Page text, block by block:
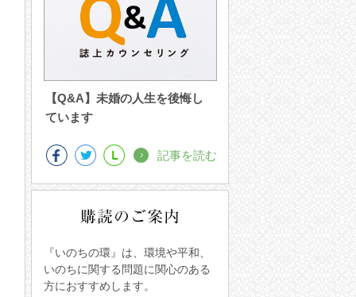
【Q&A】未婚の人生を後悔し
ています
記事を読む
『いのちの環』は、環境や平和、
いのちに関する問題に関心のある
方におすすめします。